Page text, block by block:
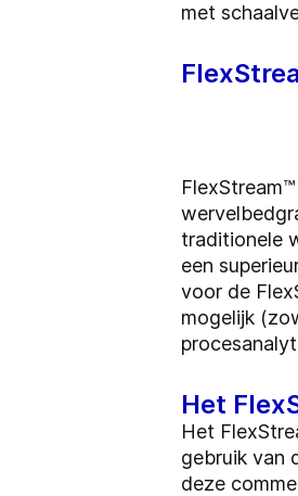
met
traditionele
een
voor de
mogelijk
Het
Het
gebruik van
deze